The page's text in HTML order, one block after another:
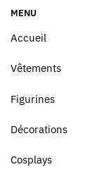
MENU
Accueil
Vêtements
Figurines
Décorations
Cosplays